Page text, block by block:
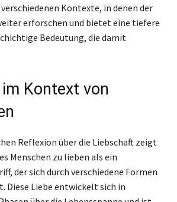
Kontexte, in denen der
erforschen und bietet eine tiefere
Bedeutung, die damit
Kontext von
Reflexion über die Liebschaft zeigt
Menschen zu lieben als ein
der sich durch verschiedene Formen
Diese Liebe entwickelt sich in